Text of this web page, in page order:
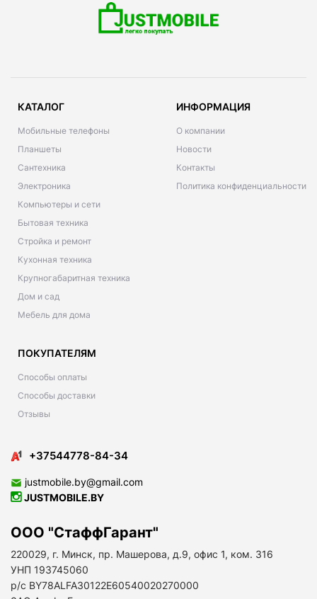
КАТАЛОГ
Мобильные телефоны
Планшеты
Сантехника
Электроника
Компьютеры и сети
Бытовая техника
Стройка и ремонт
Кухонная техника
Крупногабаритная техника
Дом и сад
Мебель для дома
ИНФОРМАЦИЯ
О компании
Новости
Контакты
Политика конфиденциальности
ПОКУПАТЕЛЯМ
Способы оплаты
Способы доставки
Отзывы
+37544778-84-34
justmobile.by@gmail.com
JUSTMOBILE.BY
ООО "СтаффГарант"
220029, г. Минск, пр. Машерова, д.9, офис 1, ком. 316
УНП 193745060
р/с BY78ALFA30122E60540020270000